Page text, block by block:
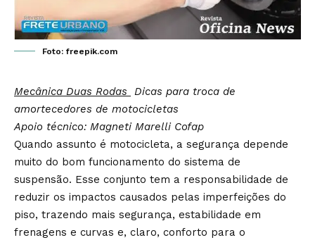
Foto: freepik.com
Mecânica Duas Rodas
Dicas para troca de
amortecedores de motocicletas
Apoio técnico: Magneti Marelli Cofap
Quando assunto é motocicleta, a segurança depende
muito do bom funcionamento do sistema de
suspensão. Esse conjunto tem a responsabilidade de
reduzir os impactos causados pelas imperfeições do
piso, trazendo mais segurança, estabilidade em
frenagens e curvas e, claro, conforto para o